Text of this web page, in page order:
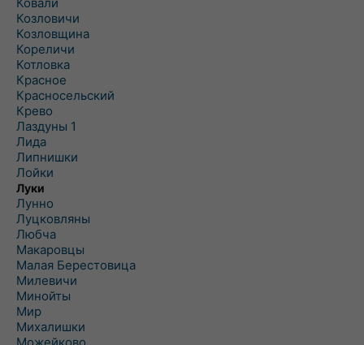
Козловичи
Козловщина
Кореличи
Котловка
Красное
Красносельский
Крево
Лаздуны 1
Лида
Липнишки
Лойки
Луки
Лунно
Луцковляны
Любча
Макаровцы
Малая Берестовица
Милевичи
Минойты
Мир
Михалишки